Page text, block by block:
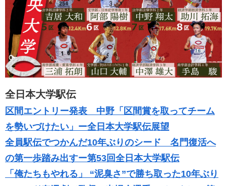
全日本大学駅伝
区間エントリー発表 中野「区間賞を取ってチーム
を勢いづけたい」ー全日本大学駅伝展望
全員駅伝でつかんだ10年ぶりのシード 名門復活へ
の第一歩踏み出すー第53回全日本大学駅伝
「俺たちもやれる」 “泥臭さ”で勝ち取った10年ぶり